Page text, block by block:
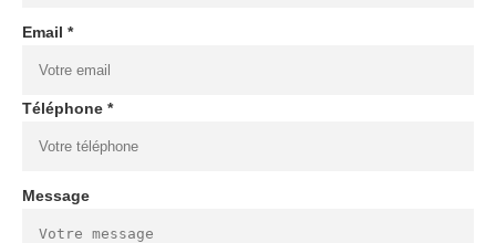
Email *
Téléphone *
Message